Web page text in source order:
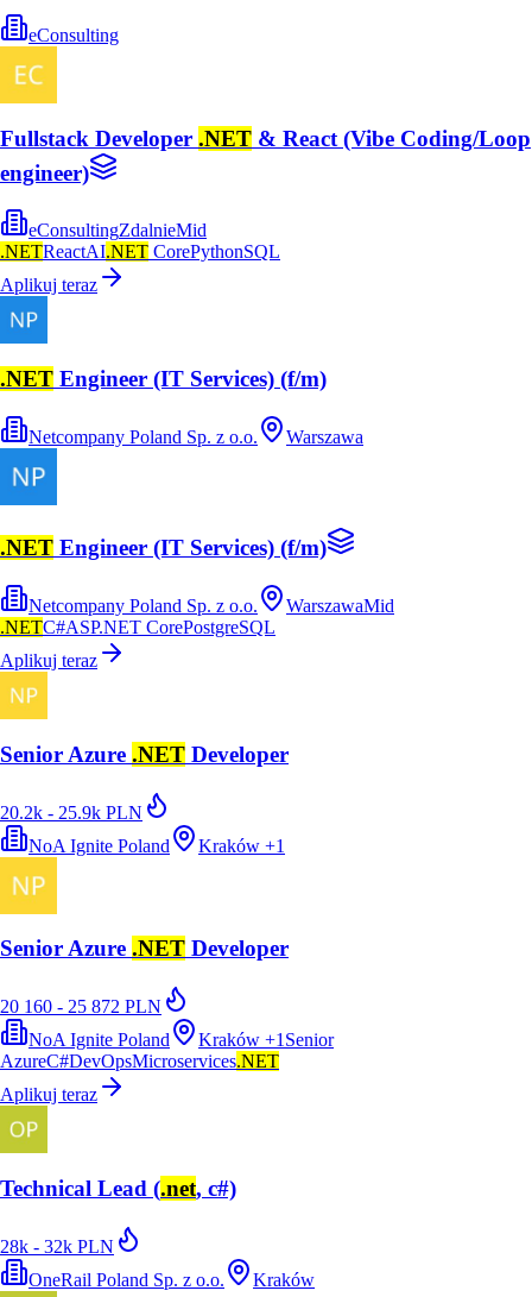
eConsulting
Fullstack Developer .NET & React (Vibe Coding/Loop
engineer)
eConsultingZdalnieMid
.NETReactAI.NET CorePythonSQL
Aplikuj teraz
.NET Engineer (IT Services) (f/m)
Netcompany Poland Sp. z o.o. Warszawa
.NET Engineer (IT Services) (f/m)
Netcompany Poland Sp. z o.o. WarszawaMid
.NETC#ASP.NET CorePostgreSQL
Aplikuj teraz
Senior Azure .NET Developer
20.2k - 25.9k PLN
NoA Ignite Poland
Kraków +1
Senior Azure .NET Developer
20 160 - 25 872 PLN
NoA Ignite Poland
Kraków +1 Senior
AzureC#DevOpsMicroservices.NET
Aplikuj teraz
Technical Lead (.net, c#)
28k - 32k PLN
OneRail Poland Sp. z o.o.
Kraków